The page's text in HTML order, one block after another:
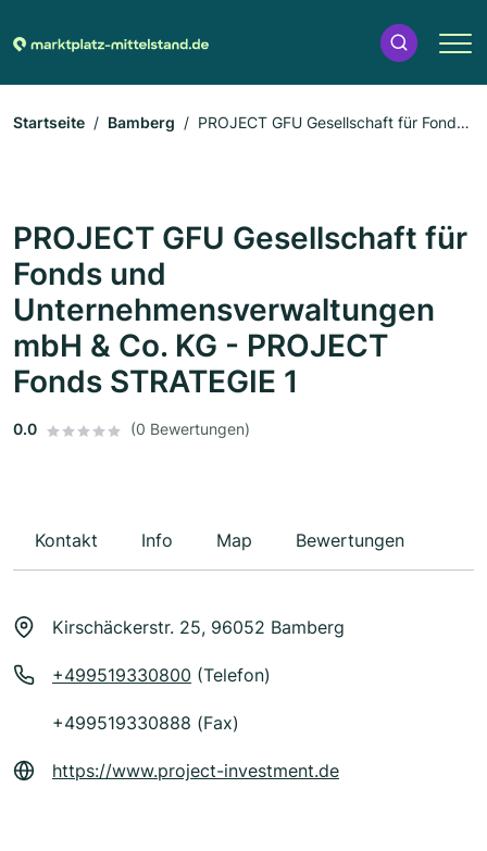
Startseite Bamberg
PROJECT GFU Gesellschaft für Fonds
PROJECT GFU Gesellschaft für
Fonds und
Unternehmensverwaltungen
mbH & Co. KG - PROJECT
Fonds STRATEGIE 1
0.0 (0 Bewertungen)
Kontakt Info Map Bewertungen
Kirschäckerstr. 25, 96052 Bamberg
+499519330800 (Telefon)
+499519330888 (Fax)
https://www.project-investment.de